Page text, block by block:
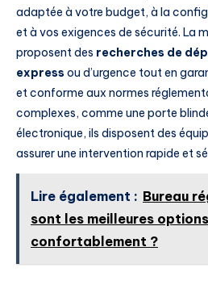
adaptée à votre budget, à la
et à vos exigences de sécurité. La
proposent des recherches de
express ou d’urgence tout en
et conforme aux normes
complexes, comme une porte
électronique, ils disposent des
assurer une intervention rapide et
Lire également : Bureau
sont les meilleures
confortablement ?